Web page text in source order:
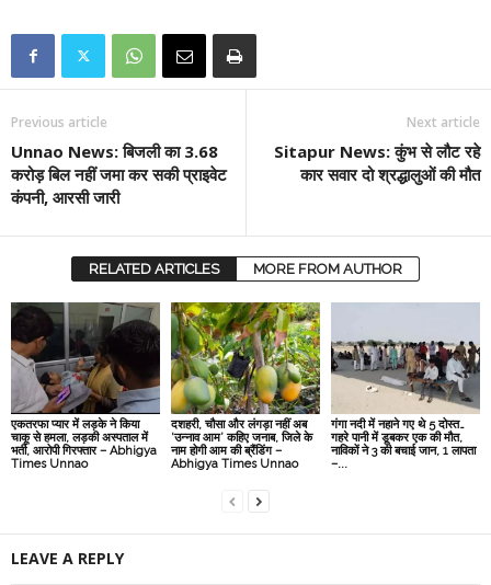
Previous article
Unnao News: बिजली का 3.68
करोड़ बिल नहीं जमा कर सकी प्राइवेट
कंपनी, आरसी जारी
Next article
Sitapur News: कुंभ से लौट रहे
कार सवार दो श्रद्धालुओं की मौत
RELATED ARTICLES MORE FROM AUTHOR
एकतरफा प्यार में लड़के ने किया
चाकू से हमला, लड़की अस्पताल में
भर्ती, आरोपी गिरफ्तार – Abhigya
Times Unnao
दशहरी, चौसा और लंगड़ा नहीं अब
‘उन्नाव आम’ कहिए जनाब, जिले के
नाम होगी आम की ब्रैंडिंग –
Abhigya Times Unnao
गंगा नदी में नहाने गए थे 5 दोस्त…
गहरे पानी में डूबकर एक की मौत,
नाविकों ने 3 की बचाई जान, 1 लापता
–...
LEAVE A REPLY